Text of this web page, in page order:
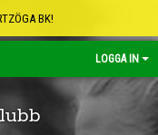
BK!
LOGGA IN